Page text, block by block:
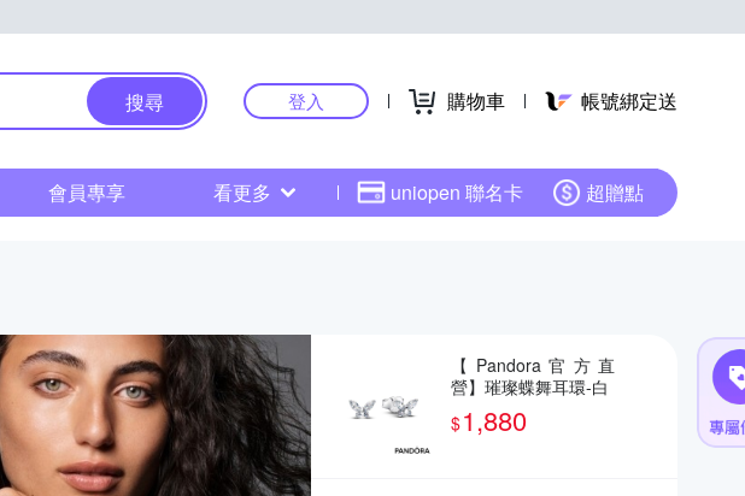
搜尋 登入 購物車 帳號綁定送
會員專享 看更多 uniopen 聯名卡 超贈點
【Pandora官方直
營】璀璨蝶舞耳環-白
$1,880